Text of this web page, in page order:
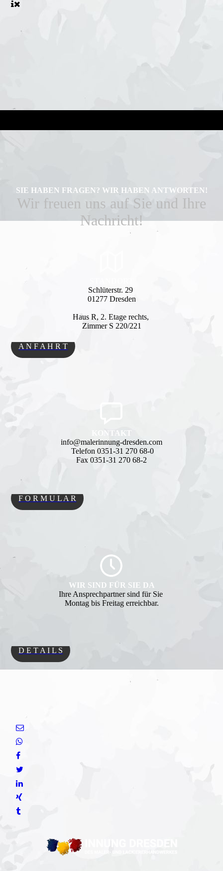
SIE HABEN FRAGEN? WIR HABEN ANTWORTEN!
Wir freuen uns auf Sie und Ihre
Nachricht!
Schlüterstr. 29
01277 Dresden
Haus R, 2. Etage rechts,
Zimmer S 220/221
A N F A H R T
KONTAKT
info@malerinnung-dresden.com
Telefon 0351-31 270 68-0
Fax 0351-31 270 68-2
F O R M U L A R
WIR SIND FÜR SIE DA
Ihre Ansprechpartner sind für Sie
Montag bis Freitag erreichbar.
D E T A I L S